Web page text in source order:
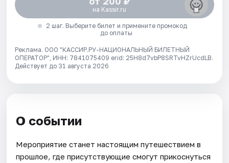
на Kassir.ru
2 шаг. Выберите билет и примените промокод
до оплаты
Реклама. ООО "КАССИР.РУ-НАЦИОНАЛЬНЫЙ БИЛЕТНЫЙ
ОПЕРАТОР", ИНН: 7841075409 erid: 25H8d7vbP8SRTvHZrUcdLB.
Действует до 31 августа 2026
О событии
Мероприятие станет настоящим путешествием в
прошлое, где присутствующие смогут прикоснуться